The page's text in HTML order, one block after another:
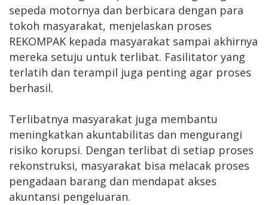
sepeda motornya dan berbicara dengan para
tokoh masyarakat, menjelaskan proses
REKOMPAK kepada masyarakat sampai akhirnya
mereka setuju untuk terlibat. Fasilitator yang
terlatih dan terampil juga penting agar proses
berhasil.
Terlibatnya masyarakat juga membantu
meningkatkan akuntabilitas dan mengurangi
risiko korupsi. Dengan terlibat di setiap proses
rekonstruksi, masyarakat bisa melacak proses
pengadaan barang dan mendapat akses
akuntansi pengeluaran.